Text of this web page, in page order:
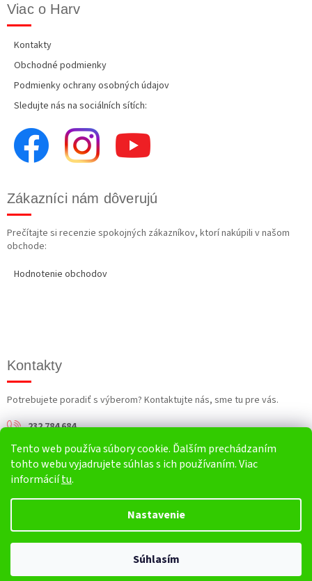
Tento web používa súbory cookie. Ďalším prechádzaním
tohto webu vyjadrujete súhlas s ich používaním. Viac
informáciítu.
Nastavenie
Súhlasím
Viac o Harv
Kontakty
Obchodné podmienky
Podmienky ochrany osobných údajov
Sledujte nás na sociálních sítích:
Zákazníci nám dôverujú
Prečítajte si recenzie spokojných zákazníkov, ktorí nakúpili v našom
obchode:
Hodnotenie obchodov
Kontakty
Potrebujete poradiť s výberom? Kontaktujte nás, sme tu pre vás.
232 784 684
info@harv.sk
HARV.sk. Všetky práva vyhradené.